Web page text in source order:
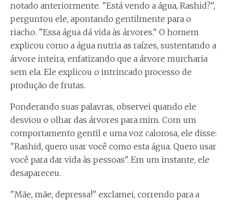
notado anteriormente. "Está vendo a água, Rashid?",
perguntou ele, apontando gentilmente para o
riacho. "Essa água dá vida às árvores." O homem
explicou como a água nutria as raízes, sustentando a
árvore inteira, enfatizando que a árvore murcharia
sem ela. Ele explicou o intrincado processo de
produção de frutas.
Ponderando suas palavras, observei quando ele
desviou o olhar das árvores para mim. Com um
comportamento gentil e uma voz calorosa, ele disse:
"Rashid, quero usar você como esta água. Quero usar
você para dar vida às pessoas". Em um instante, ele
desapareceu.
"Mãe, mãe, depressa!" exclamei, correndo para a